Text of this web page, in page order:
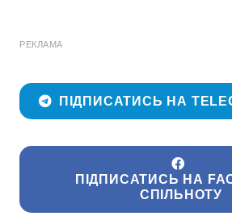
РЕКЛАМА
ПІДПИСАТИСЬ НА
ПІДПИСАТИСЬ НА
СПІЛЬНОТУ